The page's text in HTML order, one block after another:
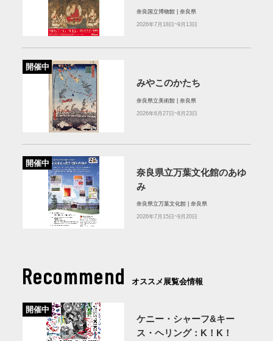
奈良国立博物館 | 奈良県
2026年7月18日~9月13日
開催中
みやこのかたち
奈良県立美術館 | 奈良県
2026年6月27日~8月23日
開催中
奈良県立万葉文化館のあゆ
み
奈良県立万葉文化館 | 奈良県
2026年7月15日~9月20日
Recommend オススメ展覧会情報
開催中
ケニー・シャーフ&キー
ス・ヘリング：K！K！